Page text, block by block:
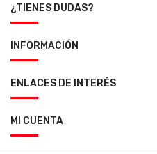
¿TIENES DUDAS?
INFORMACIÓN
ENLACES DE INTERÉS
MI CUENTA